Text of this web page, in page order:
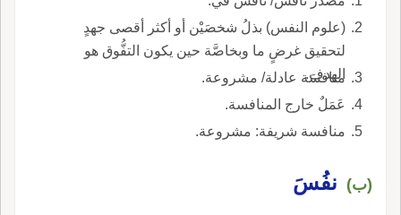
(علوم النفس) بذلُ شخصَيْن أو أكثر أقصى جهدٍ
لتحقيق غرضٍ ما وبخاصَّة حين يكون التفُّوق هو
الهدف.
منافسَة عادلة/ مشروعة.
عَمَلٌ خارج المنافسة.
منافسة شريفة: مشروعة.
(ب) نفُسَ